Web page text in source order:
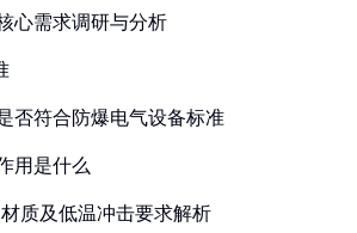
心需求调研与分析
否符合防爆电气设备标准
用是什么
质及低温冲击要求解析